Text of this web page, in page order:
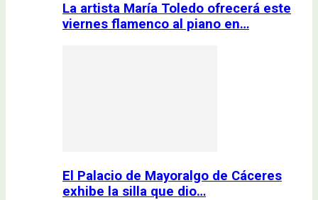
La artista María Toledo ofrecerá este
viernes flamenco al piano en…
El Palacio de Mayoralgo de Cáceres
exhibe la silla que dio…